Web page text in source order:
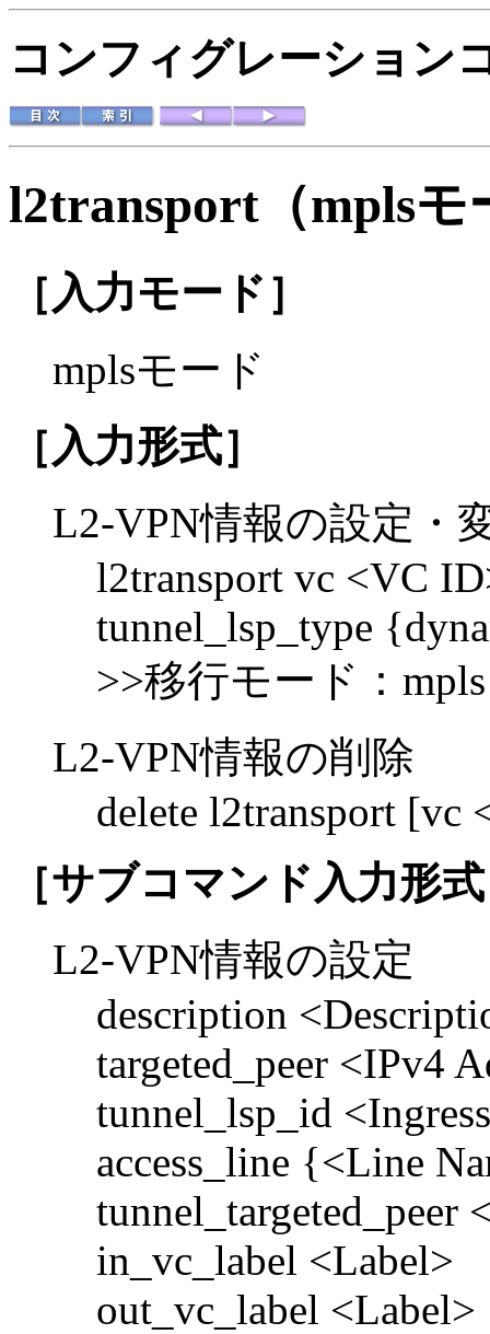
コンフィグレーション
l2transport（mplsモ
［入力モード］
mplsモード
［入力形式］
L2-VPN情報の設定・
l2transport vc <VC
tunnel_lsp_type
>>移行モード：
L2-VPN情報の削除
delete l2transport [vc
［サブコマンド入力形
L2-VPN情報の設定
description
targeted_peer <IPv4
tunnel_lsp_id
access_line {<Line
tunnel_targeted_peer
in_vc_label <Label>
out_vc_label <Label>